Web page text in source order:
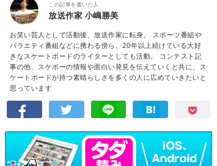
この記事を書いた人
放送作家 小嶋勝美
お笑い芸人として活動後、放送作家に転身。 スポーツ番組や
バラエティ番組などに携わる傍ら、20年以上続けている大好
きなスケートボードのライターとしても活動。 コンテスト記
事の他、スケボーの情報や面白い発見を伝えていくと共に、ス
ケートボードが持つ素晴らしさを多くの人に広めていきたいと
思っています